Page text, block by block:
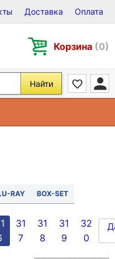
Виниле, CD и DVD
Доставка Оплата
Корзина (0)
Найти
RAY BOX-SET
31
7
31
8
31
9
32
0